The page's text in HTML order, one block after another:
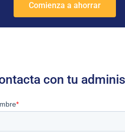
Comienza a ahorrar
con tu